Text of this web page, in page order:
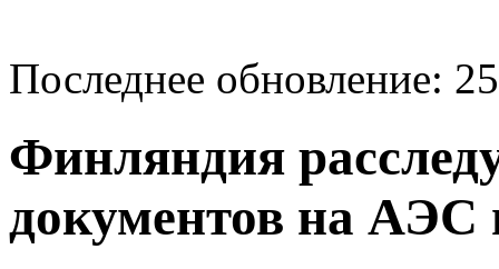
Последнее обновление:
Финляндия
документов на АЭС